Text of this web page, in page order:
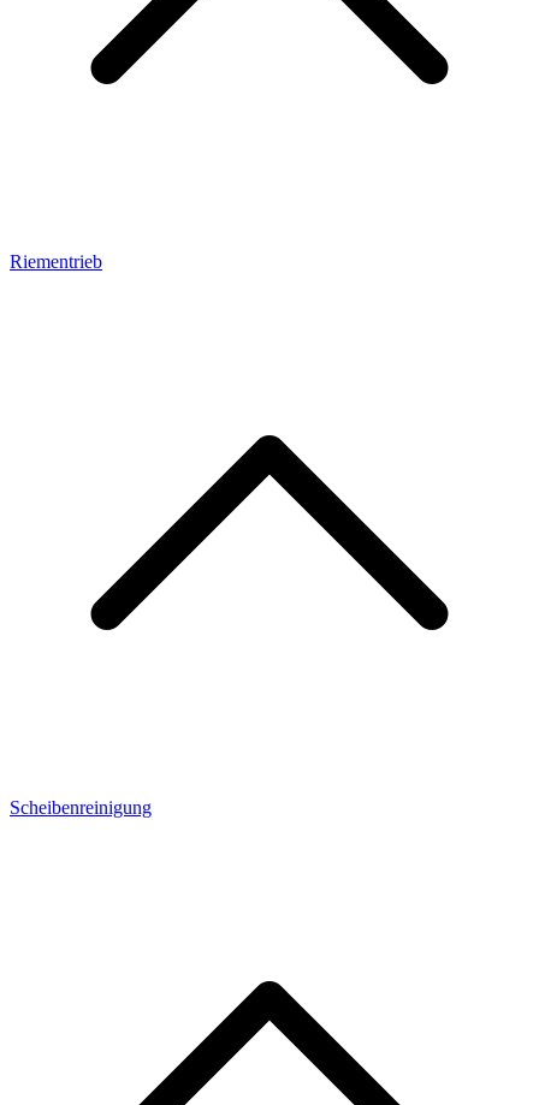
Riementrieb
Scheibenreinigung